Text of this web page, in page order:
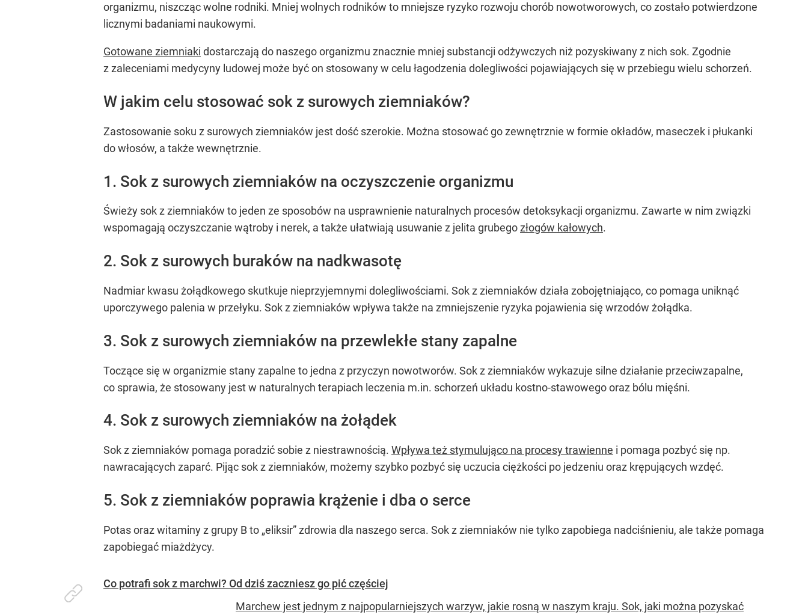
organizmu, niszcząc wolne rodniki. Mniej wolnych rodników to mniejsze ryzyko rozwoju chorób nowotworowych, co zostało potwierdzone
licznymi badaniami naukowymi.
Gotowane ziemniaki dostarczają do naszego organizmu znacznie mniej substancji odżywczych niż pozyskiwany z nich sok. Zgodnie
z zaleceniami medycyny ludowej może być on stosowany w celu łagodzenia dolegliwości pojawiających się w przebiegu wielu schorzeń.
W jakim celu stosować sok z surowych ziemniaków?
Zastosowanie soku z surowych ziemniaków jest dość szerokie. Można stosować go zewnętrznie w formie okładów, maseczek i płukanki
do włosów, a także wewnętrznie.
1. Sok z surowych ziemniaków na oczyszczenie organizmu
Świeży sok z ziemniaków to jeden ze sposobów na usprawnienie naturalnych procesów detoksykacji organizmu. Zawarte w nim związki
wspomagają oczyszczanie wątroby i nerek, a także ułatwiają usuwanie z jelita grubegozłogów kałowych.
2. Sok z surowych buraków na nadkwasotę
Nadmiar kwasu żołądkowego skutkuje nieprzyjemnymi dolegliwościami. Sok z ziemniaków działa zobojętniająco, co pomaga uniknąć
uporczywego palenia w przełyku. Sok z ziemniaków wpływa także na zmniejszenie ryzyka pojawienia się wrzodów żołądka.
3. Sok z surowych ziemniaków na przewlekłe stany zapalne
Toczące się w organizmie stany zapalne to jedna z przyczyn nowotworów. Sok z ziemniaków wykazuje silne działanie przeciwzapalne,
co sprawia, że stosowany jest w naturalnych terapiach leczenia m.in. schorzeń układu kostno-stawowego oraz bólu mięśni.
4. Sok z surowych ziemniaków na żołądek
Sok z ziemniaków pomaga poradzić sobie z niestrawnością. Wpływa też stymulująco na procesy trawienne i pomaga pozbyć się np.
nawracających zaparć. Pijąc sok z ziemniaków, możemy szybko pozbyć się uczucia ciężkości po jedzeniu oraz krępujących wzdęć.
5. Sok z ziemniaków poprawia krążenie i dba o serce
Potas oraz witaminy z grupy B to „eliksir” zdrowia dla naszego serca. Sok z ziemniaków nie tylko zapobiega nadciśnieniu, ale także pomaga
zapobiegać miażdżycy.
Co potrafi sok z marchwi? Od dziś zaczniesz go pić częściej
Marchew jest jednym z najpopularniejszych warzyw, jakie rosną w naszym kraju. Sok, jaki można pozyskać